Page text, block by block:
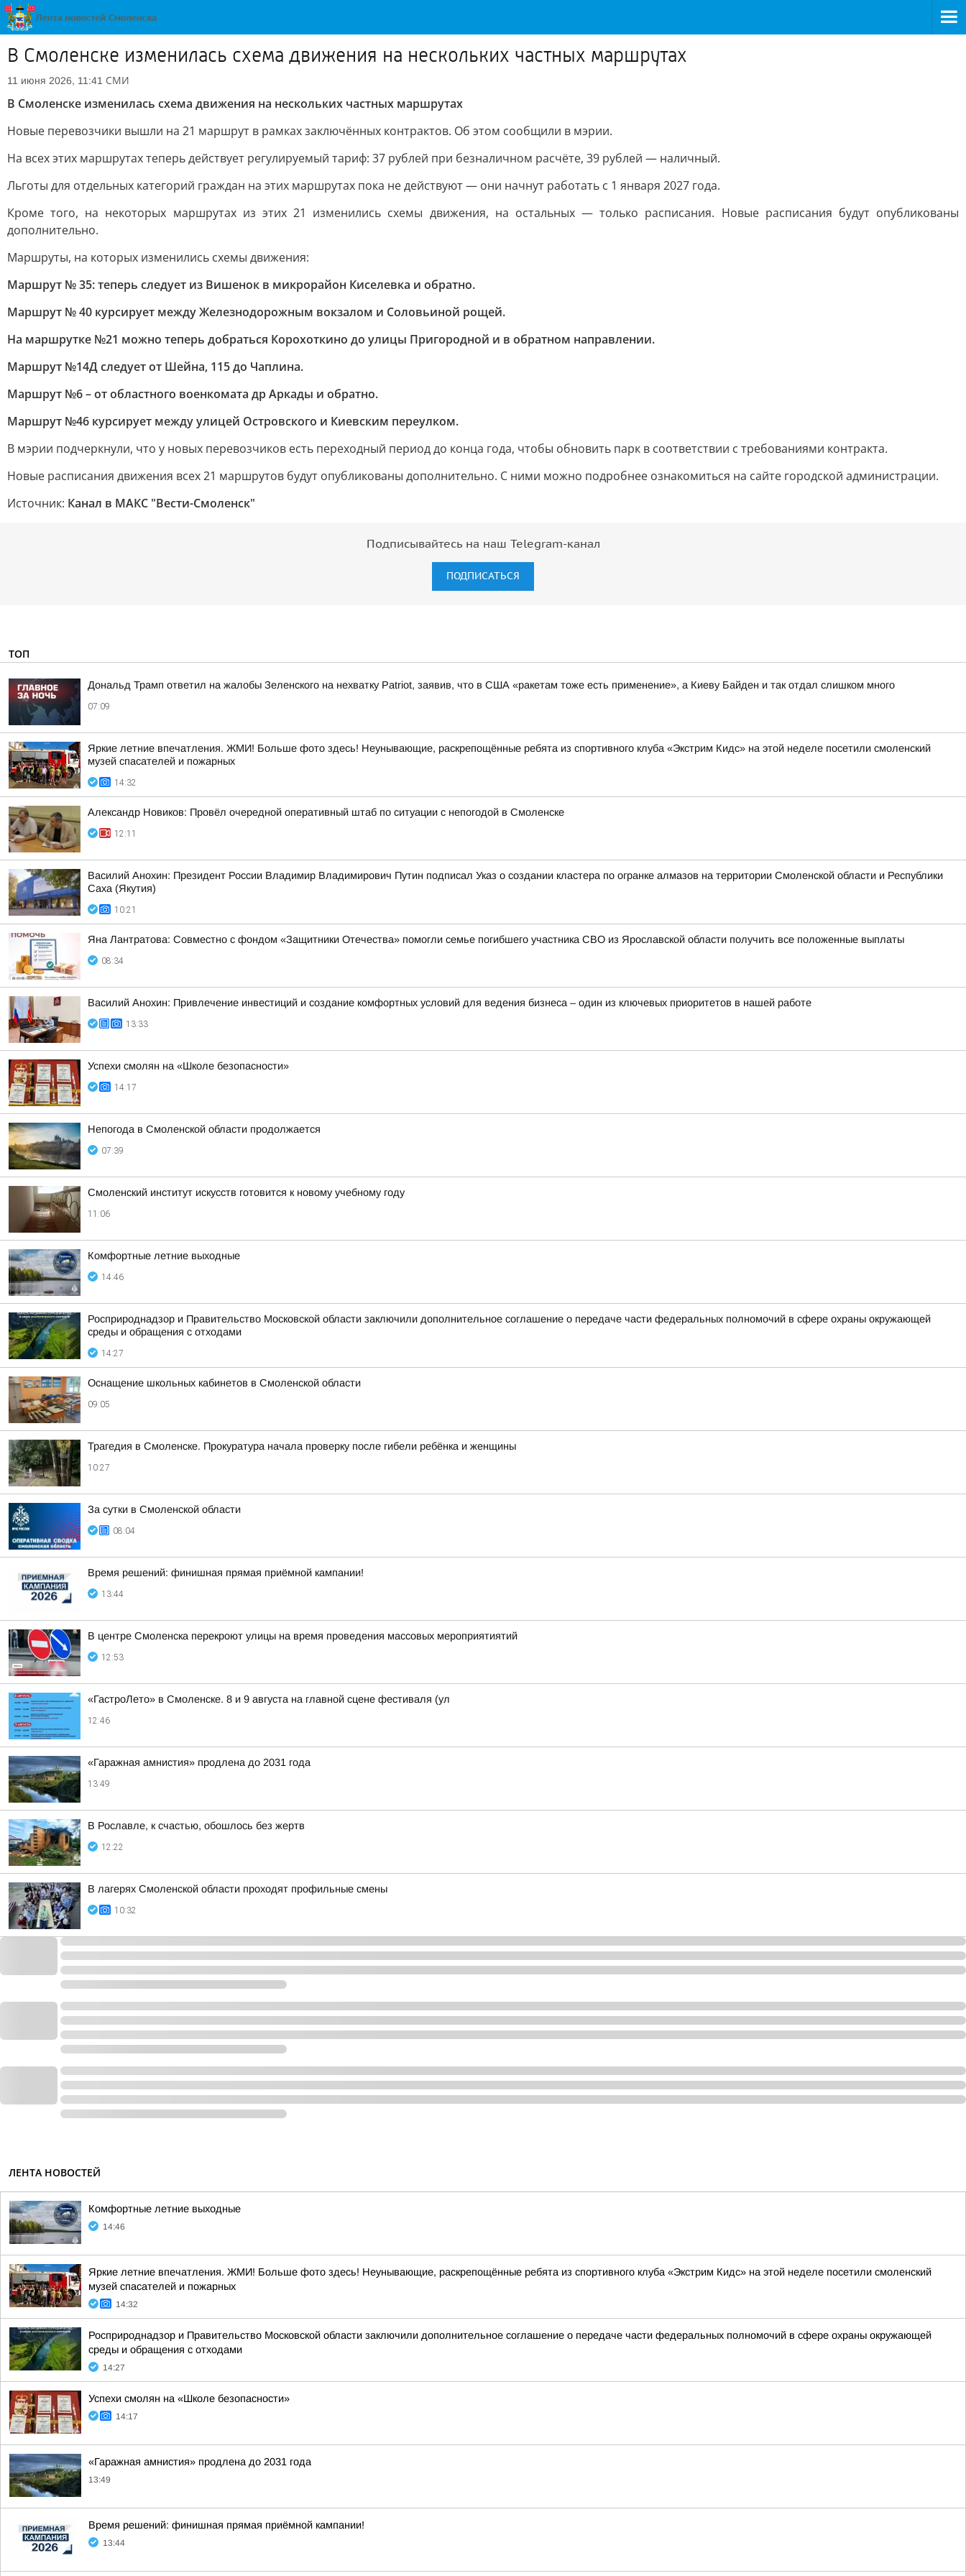
В Смоленске изменилась схема движения на нескольких частных маршрутах
11 июня 2026, 11:41 СМИ
В Смоленске изменилась схема движения на нескольких частных маршрутах
Новые перевозчики вышли на 21 маршрут в рамках заключённых контрактов. Об этом сообщили в мэрии.
На всех этих маршрутах теперь действует регулируемый тариф: 37 рублей при безналичном расчёте, 39 рублей — наличный.
Льготы для отдельных категорий граждан на этих маршрутах пока не действуют — они начнут работать с 1 января 2027 года.
Кроме того, на некоторых маршрутах из этих 21 изменились схемы движения, на остальных — только расписания. Новые расписания будут опубликованы
дополнительно.
Маршруты, на которых изменились схемы движения:
Маршрут № 35: теперь следует из Вишенок в микрорайон Киселевка и обратно.
Маршрут № 40 курсирует между Железнодорожным вокзалом и Соловьиной рощей.
На маршрутке №21 можно теперь добраться Корохоткино до улицы Пригородной и в обратном направлении.
Маршрут №14Д следует от Шейна, 115 до Чаплина.
Маршрут №6 – от областного военкомата др Аркады и обратно.
Маршрут №46 курсирует между улицей Островского и Киевским переулком.
В мэрии подчеркнули, что у новых перевозчиков есть переходный период до конца года, чтобы обновить парк в соответствии с требованиями контракта.
Новые расписания движения всех 21 маршрутов будут опубликованы дополнительно. С ними можно подробнее ознакомиться на сайте городской администрации.
Источник: Канал в МАКС "Вести-Смоленск"
Подписывайтесь на наш Telegram-канал
ПОДПИСАТЬСЯ
ТОП
Дональд Трамп ответил на жалобы Зеленского на нехватку Patriot, заявив, что в США «ракетам тоже есть применение», а Киеву Байден и так отдал слишком много
07:09
Яркие летние впечатления. ЖМИ! Больше фото здесь! Неунывающие, раскрепощённые ребята из спортивного клуба «Экстрим Кидс» на этой неделе посетили смоленский
музей спасателей и пожарных
14:32
Александр Новиков: Провёл очередной оперативный штаб по ситуации с непогодой в Смоленске
12:11
Василий Анохин: Президент России Владимир Владимирович Путин подписал Указ о создании кластера по огранке алмазов на территории Смоленской области и Республики
Саха (Якутия)
10:21
Яна Лантратова: Совместно с фондом «Защитники Отечества» помогли семье погибшего участника СВО из Ярославской области получить все положенные выплаты
08:34
Василий Анохин: Привлечение инвестиций и создание комфортных условий для ведения бизнеса – один из ключевых приоритетов в нашей работе
13:33
Успехи смолян на «Школе безопасности»
14:17
Непогода в Смоленской области продолжается
07:39
Смоленский институт искусств готовится к новому учебному году
11:06
Комфортные летние выходные
14:46
Росприроднадзор и Правительство Московской области заключили дополнительное соглашение о передаче части федеральных полномочий в сфере охраны окружающей
среды и обращения с отходами
14:27
Оснащение школьных кабинетов в Смоленской области
09:05
Трагедия в Смоленске. Прокуратура начала проверку после гибели ребёнка и женщины
10:27
За сутки в Смоленской области
08:04
Время решений: финишная прямая приёмной кампании!
13:44
В центре Смоленска перекроют улицы на время проведения массовых мероприятиятий
12:53
«ГастроЛето» в Смоленске. 8 и 9 августа на главной сцене фестиваля (ул
12:46
«Гаражная амнистия» продлена до 2031 года
13:49
В Рославле, к счастью, обошлось без жертв
12:22
В лагерях Смоленской области проходят профильные смены
10:32
ЛЕНТА НОВОСТЕЙ
Комфортные летние выходные
14:46
Яркие летние впечатления. ЖМИ! Больше фото здесь! Неунывающие, раскрепощённые ребята из спортивного клуба «Экстрим Кидс» на этой неделе посетили смоленский
музей спасателей и пожарных
14:32
Росприроднадзор и Правительство Московской области заключили дополнительное соглашение о передаче части федеральных полномочий в сфере охраны окружающей
среды и обращения с отходами
14:27
Успехи смолян на «Школе безопасности»
14:17
«Гаражная амнистия» продлена до 2031 года
13:49
Время решений: финишная прямая приёмной кампании!
13:44